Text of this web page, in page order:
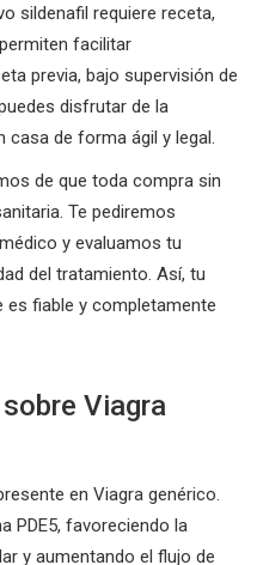
sildenafil requiere receta,
facilitar
previa, bajo supervisión de
disfrutar de la
casa de forma ágil y legal.
de que toda compra sin
Te pediremos
y evaluamos tu
del tratamiento. Así, tu
es fiable y completamente
Viagra
en Viagra genérico.
PDE5, favoreciendo la
y aumentando el flujo de